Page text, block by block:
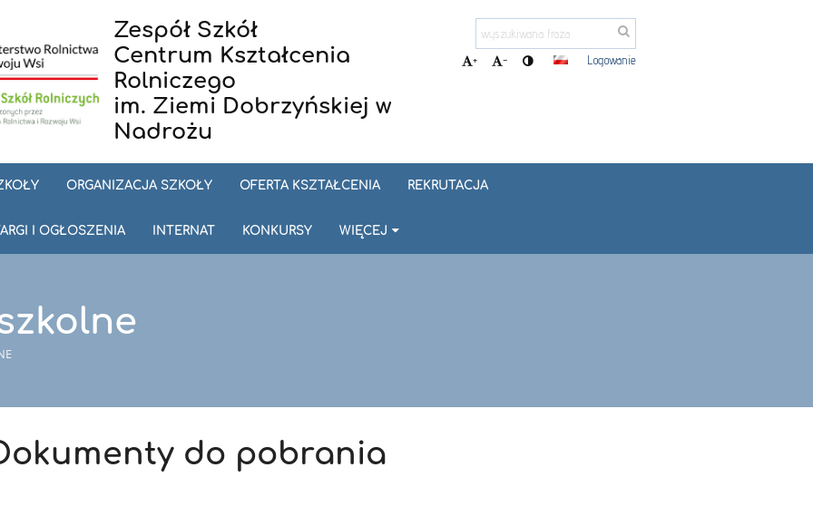
Zespół Szkół
Centrum Kształcenia
Rolniczego
im. Ziemi Dobrzyńskiej w
Nadrożu
+ - Logowanie
ORGANIZACJA SZKOŁY OFERTA KSZTAŁCENIA REKRUTACJA
I OGŁOSZENIA INTERNAT KONKURSY WIĘCEJ
do pobrania